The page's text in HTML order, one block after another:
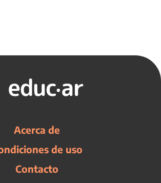
Acerca de
de uso
Contacto